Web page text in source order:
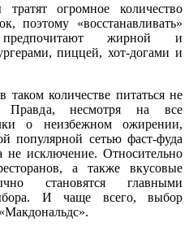
огромное количество
поэтому «восстанавливать»
жирной и
пиццей, хот-догами и
количестве питаться не
Правда, несмотря на все
о неизбежном ожирении,
популярной сетью фаст-фуда
исключение. Относительно
а также вкусовые
становятся главными
И чаще всего, выбор